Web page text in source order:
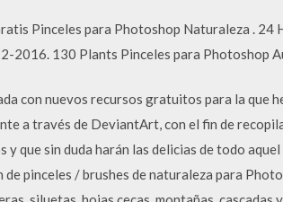
Pinceles para Photoshop Naturaleza .
2016. 130 Plants Pinceles para Photoshop
con nuevos recursos gratuitos para la que
a través de DeviantArt, con el fin de
y que sin duda harán las delicias de todo
pinceles / brushes de naturaleza para